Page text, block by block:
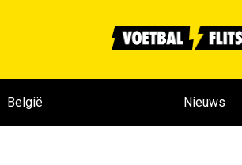
België Nieuws